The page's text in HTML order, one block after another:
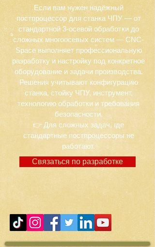
Если вам нужен надёжный
постпроцессор для станка ЧПУ — от
стандартной 3-осевой обработки до
сложных многоосевых систем — CNC-
Space выполняет профессиональную
разработку и настройку под конкретное
оборудование и задачи производства.
Решения учитывают конфигурацию
станка, стойку ЧПУ, инструмент,
технологию обработки и требования
безопасности.
👉 Для сложных задач, где
стандартные постпроцессоры не
работают.
Связаться по разработке